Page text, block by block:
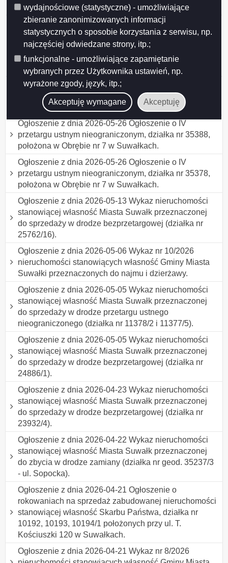
wydajnościowe (statystyczne) - umożliwiające
zbieranie zanonimizowanych informacji
statystycznych o sposobie korzystania z serwisu, np.
najczęściej odwiedzane strony, itp.;
funkcjonalne - umożliwiające zapamiętanie
wybranych przez Użytkownika ustawień, np.
wyrażone zgody, język, itp.;
Akceptuję wymagane Akceptuję
23648/16).
Ogłoszenie z dnia 2026-05-26 Ogłoszenie o II
przetargu ustnym nieograniczonym, działki nr
31946/20, 31946/21, 31946/22, 31946/23, 31946/24,
31946/25, 31946/26, położone w Obrębie nr 7 w
Suwałkach.
Ogłoszenie z dnia 2026-05-26 Ogłoszenie o III
przetargu ustnym nieograniczonym, działka nr
31946/16, położona w Obrębie nr 7 w Suwałkach.
Ogłoszenie z dnia 2026-05-26 Ogłoszenie o IV
przetargu ustnym nieograniczonym, działka nr 35388,
położona w Obrębie nr 7 w Suwałkach.
Ogłoszenie z dnia 2026-05-26 Ogłoszenie o IV
przetargu ustnym nieograniczonym, działka nr 35378,
położona w Obrębie nr 7 w Suwałkach.
Ogłoszenie z dnia 2026-05-13 Wykaz nieruchomości
stanowiącej własność Miasta Suwałk przeznaczonej
do sprzedaży w drodze bezprzetargowej (działka nr
25762/16).
Ogłoszenie z dnia 2026-05-06 Wykaz nr 10/2026
nieruchomości stanowiących własność Gminy Miasta
Suwałki przeznaczonych do najmu i dzierżawy.
Ogłoszenie z dnia 2026-05-05 Wykaz nieruchomości
stanowiącej własność Miasta Suwałk przeznaczonej
do sprzedaży w drodze przetargu ustnego
nieograniczonego (działka nr 11378/2 i 11377/5).
Ogłoszenie z dnia 2026-05-05 Wykaz nieruchomości
stanowiącej własność Miasta Suwałk przeznaczonej
do sprzedaży w drodze bezprzetargowej (działka nr
24886/1).
Ogłoszenie z dnia 2026-04-23 Wykaz nieruchomości
stanowiącej własność Miasta Suwałk przeznaczonej
do sprzedaży w drodze bezprzetargowej (działka nr
23932/4).
Ogłoszenie z dnia 2026-04-22 Wykaz nieruchomości
stanowiącej własność Miasta Suwałk przeznaczonej
do zbycia w drodze zamiany (działka nr geod. 35237/3
- ul. Sopocka).
Ogłoszenie z dnia 2026-04-21 Ogłoszenie o
rokowaniach na sprzedaż zabudowanej nieruchomości
stanowiącej własność Skarbu Państwa, działka nr
10192, 10193, 10194/1 położonych przy ul. T.
Kościuszki 120 w Suwałkach.
Ogłoszenie z dnia 2026-04-21 Wykaz nr 8/2026